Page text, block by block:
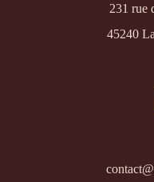
231 rue
45240